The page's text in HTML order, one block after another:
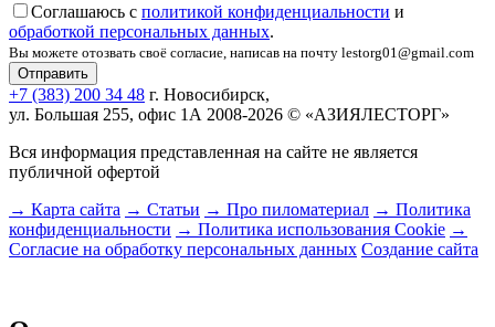
Соглашаюсь с политикой конфиденциальности и
обработкой персональных данных.
Вы можете отозвать своё согласие, написав на почту lestorg01@gmail.com
+7 (383) 200 34 48 г. Новосибирск,
ул. Большая 255, офис 1А 2008-2026 © «АЗИЯЛЕСТОРГ»
Вся информация представленная на сайте не является
публичной офертой
→ Карта сайта → Статьи → Про пиломатериал → Политика
конфиденциальности → Политика использования Cookie →
Согласие на обработку персональных данных Создание сайта